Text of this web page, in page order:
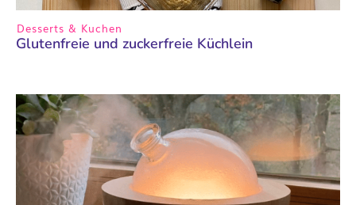
Desserts & Kuchen
Glutenfreie und zuckerfreie Küchlein